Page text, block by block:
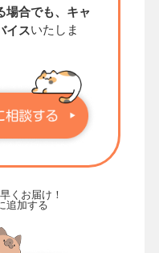
場合でも、キャ
イスいたしま
くお届け！
追加する